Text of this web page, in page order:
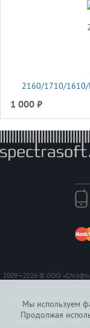
Мы используем
Продолжая
2160/1710/1610/
1 000 ₽
2009—2026 © ООО
определяемой положением
все заявленные на
производителей. Услуги